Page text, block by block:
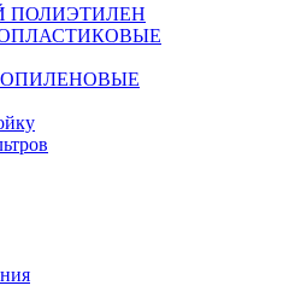
ПОЛИЭТИЛЕН